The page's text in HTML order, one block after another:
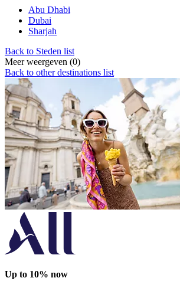
Abu Dhabi
Dubai
Sharjah
Back to Steden list
Meer weergeven (0)
Back to other destinations list
Up to 10% now